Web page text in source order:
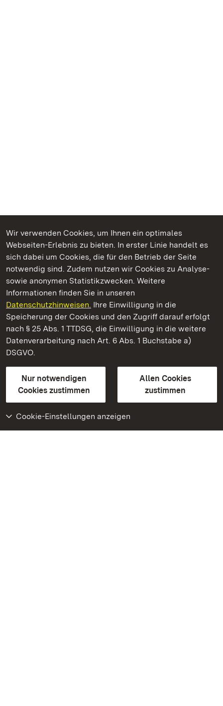
Wir verwenden Cookies, um Ihnen ein optimales
Webseiten-Erlebnis zu bieten. In erster Linie handelt es
sich dabei um Cookies, die für den Betrieb der Seite
notwendig sind. Zudem nutzen wir Cookies zu Analyse-
sowie anonymen Statistikzwecken. Weitere
Informationen finden Sie in unseren
Datenschutzhinweisen. Ihre Einwilligung in die
Speicherung der Cookies und den Zugriff darauf erfolgt
nach § 25 Abs. 1 TTDSG, die Einwilligung in die weitere
Datenverarbeitung nach Art. 6 Abs. 1 Buchstabe a)
DSGVO.
Nur notwendigen
Cookies zustimmen
Allen Cookies
zustimmen
Cookie-Einstellungen anzeigen
Kommen. Staunen. Genießen.
Burg Rötteln
Staatliche Schlösser und Gärten Baden-Württemberg
Kontakt
GebärdenspracheLeichte Sprache
Erklärung zur Barrierefreiheit
BITV-konform (geprüfte Seiten)
Weiteres